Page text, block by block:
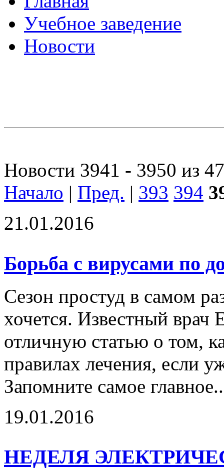
Учебное заведение
Новости
Новости 3941 - 3950 из
Начало | Пред. | 393 394
21.01.2016
Борьба с вирусами по
Сезон простуд в самом
хочется. Известный врач
отличную статью о том,
правилах лечения, если
Запомните самое
19.01.2016
НЕДЕЛЯ